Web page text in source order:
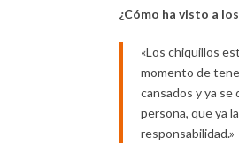
¿Cómo ha visto a
«Los chiquillos
momento de
cansados y ya
persona, que ya
responsabilidad.»